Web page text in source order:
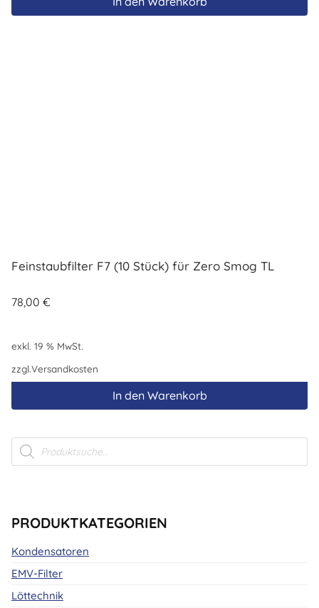
Feinstaubfilter F7 (10 Stück) für Zero Smog TL
78,00 €
exkl. 19 % MwSt.
zzgl.Versandkosten
In den Warenkorb
Products
search
PRODUKTKATEGORIEN
Kondensatoren
EMV-Filter
Löttechnik